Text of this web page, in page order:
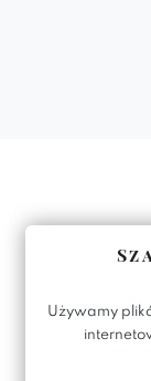
Używamy